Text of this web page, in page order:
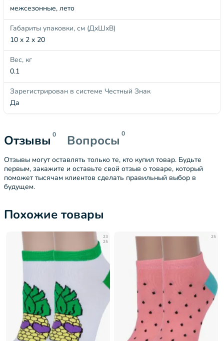
межсезонные, лето
Габариты упаковки, см (ДхШхВ)
10 x 2 x 20
Вес, кг
0.1
Зарегистрирован в системе Честный Знак
Да
Отзывы 0 Вопросы 0
Отзывы могут оставлять только те, кто купил товар. Будьте
первым, закажите и оставьте свой отзыв о товаре, который
поможет тысячам клиентов сделать правильный выбор в
будущем.
Похожие товары
23
25
25